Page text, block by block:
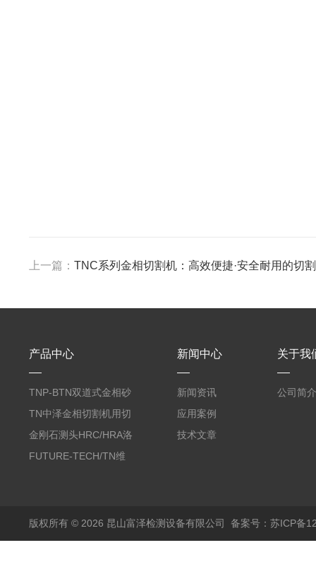
上一篇： TNC系列金相切割机：高效便捷·安全耐用的切
产品中心
TNP-BTN双道式金相砂
带机/金相研磨机
TN中泽金相切割机用切
削油/金相冷却液
金刚石测头HRC/HRA洛
氏硬度计专用
FUTURE-TECH/TN维
新闻中心
新闻资讯
应用案例
技术文章
关于我
公司简介
版权所有 © 2026 昆山富泽检测设备有限公司 备案号：苏ICP备